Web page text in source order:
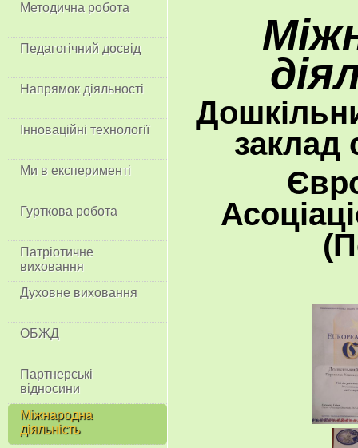
Методична робота
Педагогічний досвід
Напрямок діяльності
Інноваційні технології
Ми в експерименті
Гурткова робота
Патріотичне
виховання
Духовне виховання
ОБЖД
Партнерські
відносини
Міжнародна
діяльність
заклад